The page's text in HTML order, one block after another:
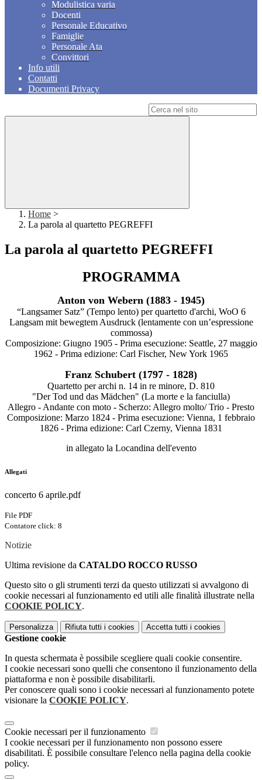
Modulistica varia
Docenti
Personale Educativo
Famiglie
Personale Ata
Convittori
Info utili
Contatti
Documenti Privacy
Home >
La parola al quartetto PEGREFFI
La parola al quartetto PEGREFFI
PROGRAMMA
Anton von Webern (1883 - 1945)
“Langsamer Satz” (Tempo lento) per quartetto d'archi, WoO 6
Langsam mit bewegtem Ausdruck (lentamente con un’espressione
commossa)
Composizione: Giugno 1905 - Prima esecuzione: Seattle, 27 maggio
1962 - Prima edizione: Carl Fischer, New York 1965
Franz Schubert (1797 - 1828)
Quartetto per archi n. 14 in re minore, D. 810
"Der Tod und das Mädchen" (La morte e la fanciulla)
Allegro - Andante con moto - Scherzo: Allegro molto/ Trio - Presto
Composizione: Marzo 1824 - Prima esecuzione: Vienna, 1 febbraio
1826 - Prima edizione: Carl Czerny, Vienna 1831
in allegato la Locandina dell'evento
Allegati
concerto 6 aprile.pdf
File PDF
Contatore click: 8
Notizie
Ultima revisione da CATALDO ROCCO RUSSO
Questo sito o gli strumenti terzi da questo utilizzati si avvalgono di
cookie necessari al funzionamento ed utili alle finalità illustrate nella
COOKIE POLICY.
Personalizza Rifiuta tutti i cookies Accetta tutti i cookies
Gestione cookie
In questa schermata è possibile scegliere quali cookie consentire.
I cookie necessari sono quelli che consentono il funzionamento della
piattaforma e non è possibile disabilitarli.
Per conoscere quali sono i cookie necessari al funzionamento potete
visionare la COOKIE POLICY.
Cookie necessari per il funzionamento
I cookie necessari per il funzionamento non possono essere
disabilitati. È possibile consultare l'elenco nella pagina della cookie
policy.